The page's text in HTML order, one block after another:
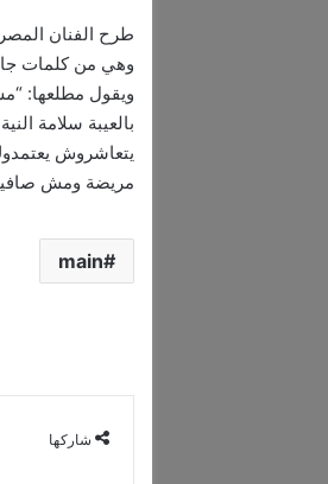
طرح الفنان
وهي من كلمات
ويقول مطلعها:
بالعيبة سلامة
يتعاشروش
مريضة ومش
main
شاركها